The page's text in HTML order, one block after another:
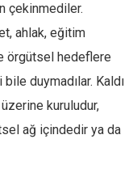
çekinmediler.
ahlak, eğitim
örgütsel hedeflere
duymadılar. Kaldı
kuruludur,
ağ içindedir ya da